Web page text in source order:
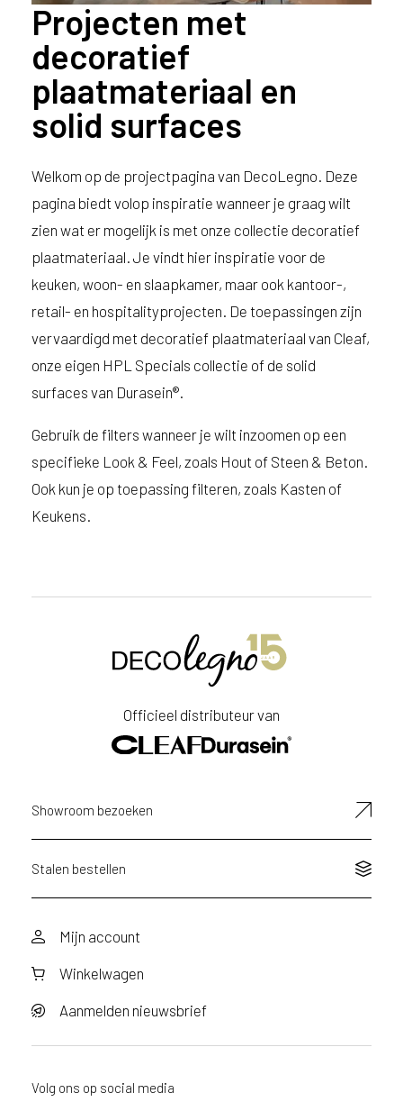
Projecten met
decoratief
plaatmateriaal en
solid surfaces
Welkom op de projectpagina van DecoLegno. Deze
pagina biedt volop inspiratie wanneer je graag wilt
zien wat er mogelijk is met onze collectie decoratief
plaatmateriaal. Je vindt hier inspiratie voor de
keuken, woon- en slaapkamer, maar ook kantoor-,
retail- en hospitalityprojecten. De toepassingen zijn
vervaardigd met decoratief plaatmateriaal van Cleaf,
onze eigen HPL Specials collectie of de solid
surfaces van Durasein®.
Gebruik de filters wanneer je wilt inzoomen op een
specifieke Look & Feel, zoals Hout of Steen & Beton.
Ook kun je op toepassing filteren, zoals Kasten of
Keukens.
Officieel distributeur van
Showroom bezoeken
Stalen bestellen
Mijn account
Winkelwagen
Aanmelden nieuwsbrief
Volg ons op social media